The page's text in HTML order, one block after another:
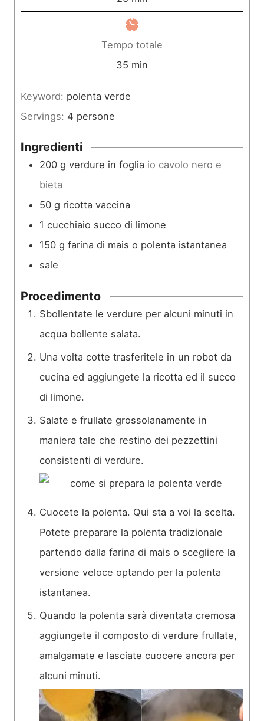
t
i
i
t
i
Tempo totale
35 m
n
t
i
min
Keyword: polenta verde
Servings: 4 persone
Ingredienti
200 g verdure in foglia io cavolo nero e
bieta
50 g ricotta vaccina
1 cucchiaio succo di limone
150 g farina di mais o polenta istantanea
sale
Procedimento
Sbollentate le verdure per alcuni minuti in
acqua bollente salata.
Una volta cotte trasferitele in un robot da
cucina ed aggiungete la ricotta ed il succo
di limone.
Salate e frullate grossolanamente in
maniera tale che restino dei pezzettini
consistenti di verdure.
Cuocete la polenta. Qui sta a voi la scelta.
Potete preparare la polenta tradizionale
partendo dalla farina di mais o scegliere la
versione veloce optando per la polenta
istantanea.
Quando la polenta sarà diventata cremosa
aggiungete il composto di verdure frullate,
amalgamate e lasciate cuocere ancora per
alcuni minuti.